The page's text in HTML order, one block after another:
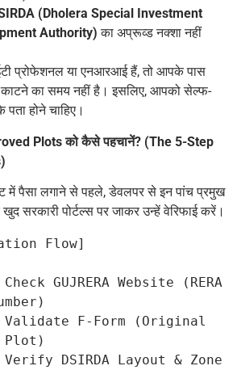
(Dholera Special Investment
Authority) का अप्रूव्ड नक्शा नहीं
प्रोफेशनल या एनआरआई हैं, तो आपके पास
का समय नहीं है। इसलिए, आपको सेल्फ-
होने चाहिए।
Plots को कैसे पहचानें? (The 5-Step
में पैसा लगाने से पहले, डेवलपर से इन पांच प्रमुख
सरकारी पोर्टल्स पर जाकर उन्हें वेरिफाई करें।
Flow]